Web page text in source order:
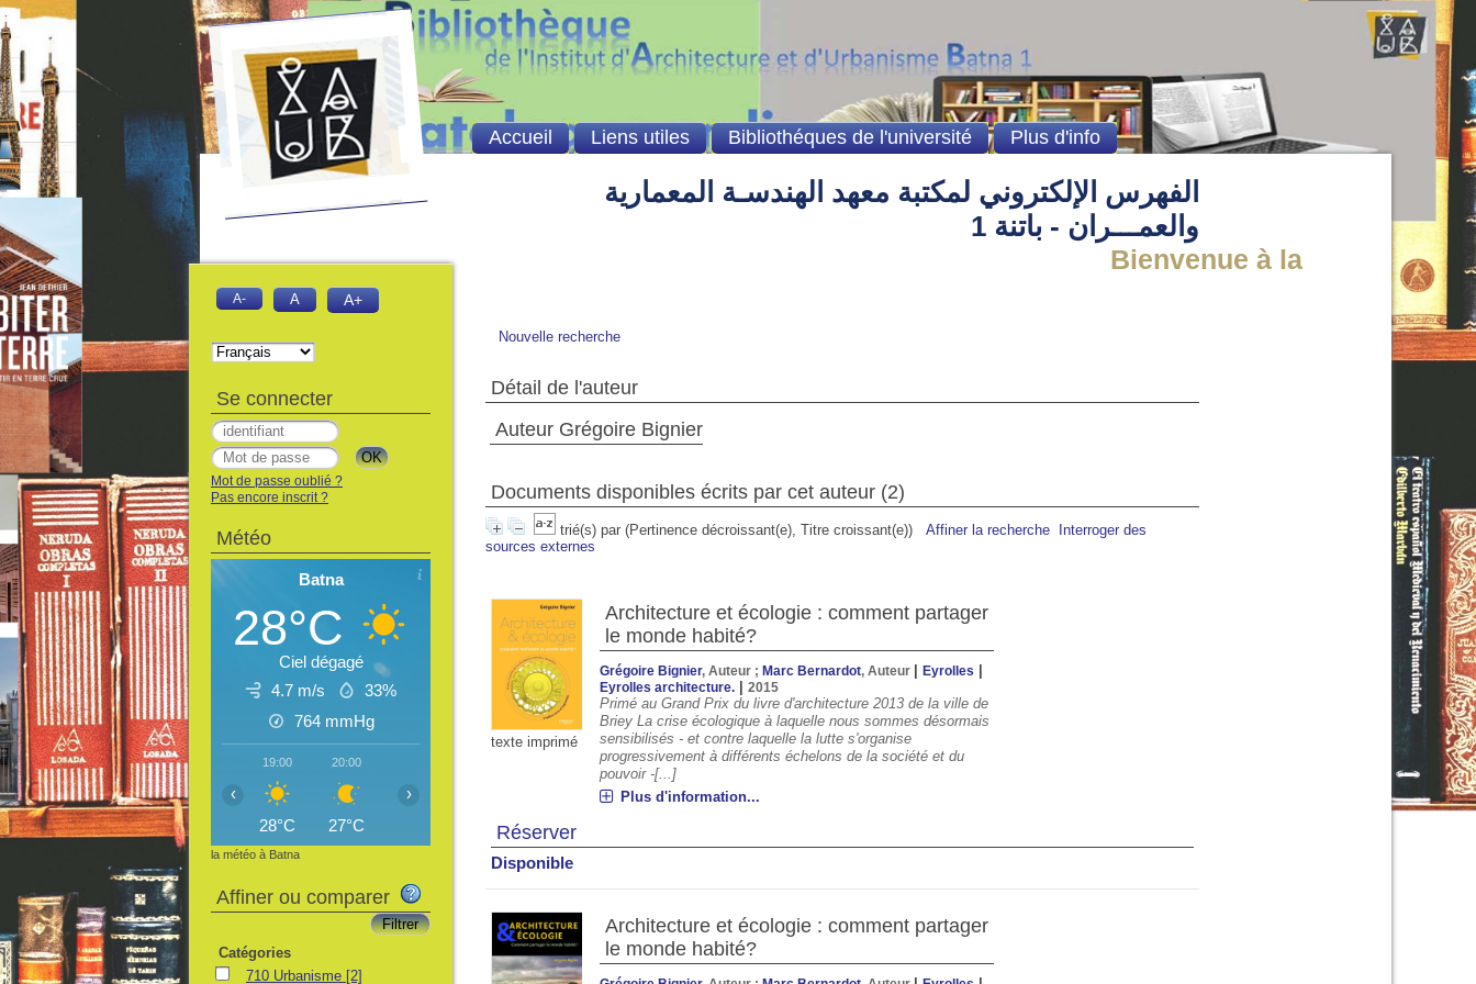
الفهرس الإلكتروني لمكتبة معهد الهندسـة المعمارية
والعمـــران - باتنة 1
Bienvenue à la
Nouvelle recherche
Détail de l'auteur
Auteur Grégoire Bignier
Documents disponibles écrits par cet auteur (2)
trié(s) par (Pertinence décroissant(e), Titre croissant(e)) Affiner la recherche
Interroger des
sources externes
texte imprimé
Architecture et écologie : comment partager
le monde habité?
Grégoire Bignier, Auteur ;Marc Bernardot, Auteur |Eyrolles
Eyrolles architecture. |2015
Primé au Grand Prix du livre d'architecture 2013 de la ville de
Briey La crise écologique à laquelle nous sommes désormais
sensibilisés - et contre laquelle la lutte s'organise
progressivement à différents échelons de la société et du
pouvoir -[...]
Plus d'information...
Réserver
Disponible
Architecture et écologie : comment partager
le monde habité?
Accueil Liens utiles Bibliothéques de l'université Plus d'info
A- A A+
Se connecter
Mot de passe oublié ?
Pas encore inscrit ?
Météo
Batna
28°C
Ciel dégagé
4.7 m/s
33%
764 mmHg
19:00
28°C
20:00
27°C 25°C 24°C
00:00 01:00 02:00 03:00 04:00 05:00 12:00
‹ ›
la météo à Batna
Affiner ou comparer
Catégories
710 Urbanisme [2]